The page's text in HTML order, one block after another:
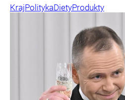
KrajPolitykaDietyProdukty